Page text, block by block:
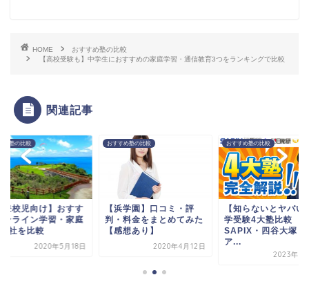
HOME
おすすめ塾の比較
【高校受験も】中学生におすすめの家庭学習・通信教育3つをランキングで比較
関連記事
め塾の比較
登校児向け】おすす
ンライン学習・家庭
2社を比較
2020年5月18日
おすすめ塾の比較
【浜学園】口コミ・評
判・料金をまとめてみた
【感想あり】
2020年4月12日
おすすめ塾の比較
【知らないとヤバい
学受験4大塾比較
SAPIX・四谷大塚・
ア...
2023年8